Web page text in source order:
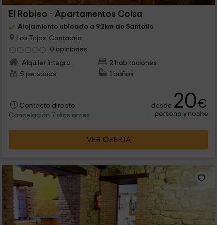
El Robleo - Apartamentos Colsa
Alojamiento ubicado a 9.2km de Santotis
Los Tojos, Cantabria
0 opiniones
Alquiler íntegro
2 habitaciones
5 personas
1 baños
Contacto directo
Cancelación 7 días antes
desde 20€
persona y noche
VER OFERTA